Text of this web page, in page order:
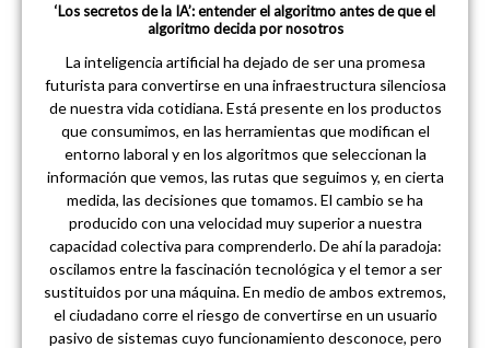
‘Los secretos de la IA’: entender el algoritmo antes de que el
algoritmo decida por nosotros
La inteligencia artificial ha dejado de ser una promesa
futurista para convertirse en una infraestructura silenciosa
de nuestra vida cotidiana. Está presente en los productos
que consumimos, en las herramientas que modifican el
entorno laboral y en los algoritmos que seleccionan la
información que vemos, las rutas que seguimos y, en cierta
medida, las decisiones que tomamos. El cambio se ha
producido con una velocidad muy superior a nuestra
capacidad colectiva para comprenderlo. De ahí la paradoja:
oscilamos entre la fascinación tecnológica y el temor a ser
sustituidos por una máquina. En medio de ambos extremos,
el ciudadano corre el riesgo de convertirse en un usuario
pasivo de sistemas cuyo funcionamiento desconoce, pero